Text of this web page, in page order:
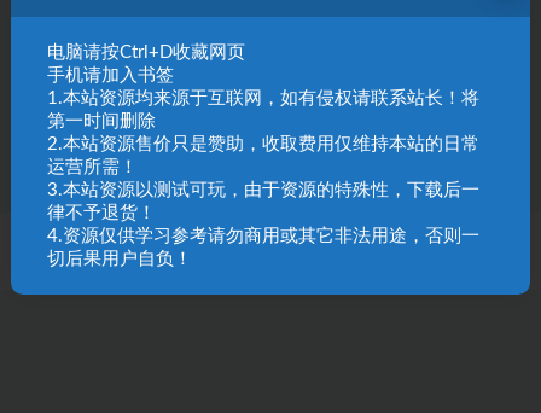
A02-15春天三国0.507SP3版
11
SQL 请求数：29 次
电脑请按Ctrl+D收藏网页
手机请加入书签
1.本站资源均来源于互联网，如有侵权请联系站长！将
第一时间删除
2.本站资源售价只是赞助，收取费用仅维持本站的日常
运营所需！
3.本站资源以测试可玩，由于资源的特殊性，下载后一
律不予退货！
4.资源仅供学习参考请勿商用或其它非法用途，否则一
切后果用户自负！